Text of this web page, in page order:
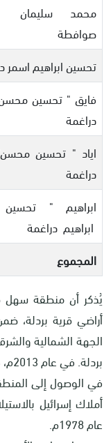
محمد
صوافطة
تحسين ابراهيم اسمر
فايق " تحسين
دراغمة
اياد " تحسين
دراغمة
ابراهيم "
ابراهيم دراغمة
المجموع
الجهة الشمالية
في الوصول إلى
أملاك إسرائيل
عام 1978م
.